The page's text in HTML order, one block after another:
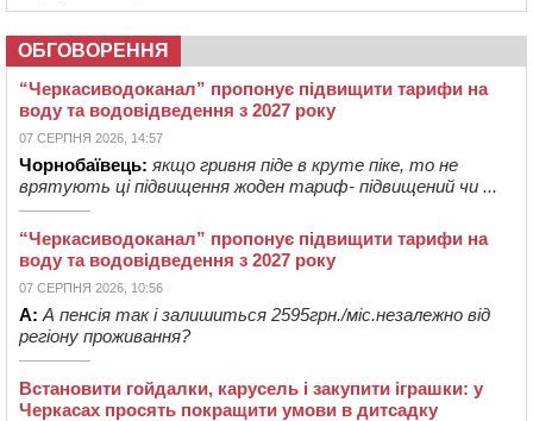
ОБГОВОРЕННЯ
“Черкасиводоканал” пропонує підвищити тарифи на
воду та водовідведення з 2027 року
07 СЕРПНЯ 2026, 14:57
Чорнобаївець: якщо гривня піде в круте піке, то не
врятують ці підвищення жоден тариф- підвищений чи ...
“Черкасиводоканал” пропонує підвищити тарифи на
воду та водовідведення з 2027 року
07 СЕРПНЯ 2026, 10:56
А: А пенсія так і залишиться 2595грн./міс.незалежно від
регіону проживання?
Встановити гойдалки, карусель і закупити іграшки: у
Черкасах просять покращити умови в дитсадку